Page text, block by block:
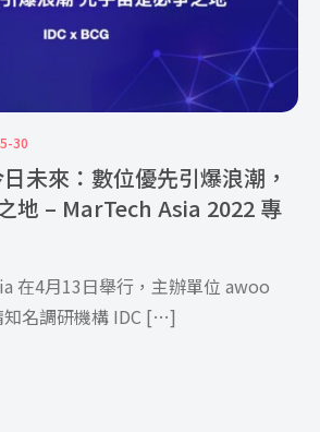
30
未來：數位優先引爆浪潮，
地 – MarTech Asia 2022 專
在4月13日舉行，主辦單位 awoo
知名調研機構 IDC […]